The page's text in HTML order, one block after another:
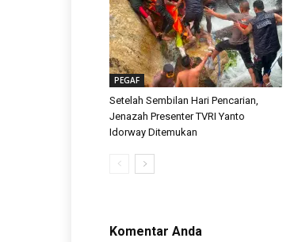
PEGAF
Setelah Sembilan Hari Pencarian,
Jenazah Presenter TVRI Yanto
Idorway Ditemukan
Komentar Anda